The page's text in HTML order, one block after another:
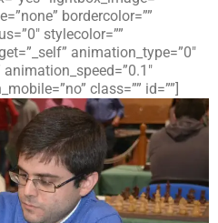
bordercolor=””
stylecolor=””
animation_type=”0″
class=”” id=””]